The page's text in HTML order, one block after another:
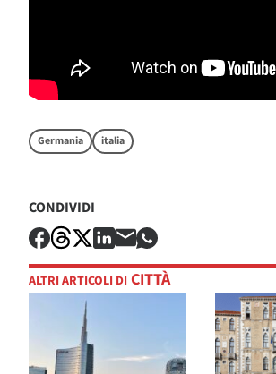
Germania italia
CONDIVIDI
ALTRI ARTICOLI DI CITTÀ